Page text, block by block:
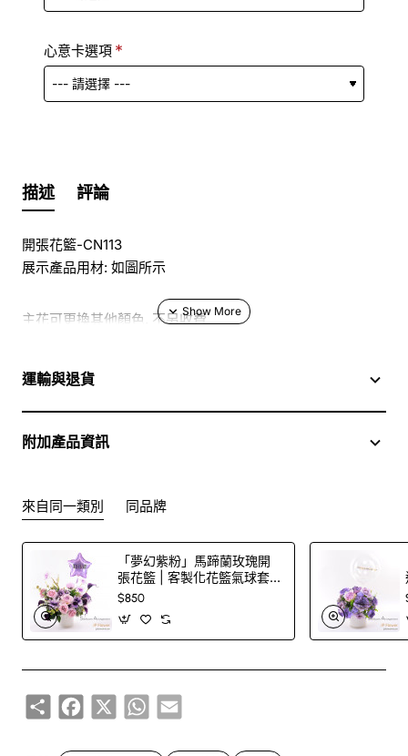
心意卡選項
描述 評論
開張花籃-CN113
展示產品用材: 如圖所示
主花可更換其他顏色, 不另收費
於花店訂花, 隨花束附送精美心意咭一張, 歡迎到本花店查詢
訂購鮮花及手工製品前,為保障客戶利益,請閱讀 條款及細則
此花束價格不適用於(情人節期間 4/2-16/2)
運輸與退貨
附加產品資訊
來自同一類別 同品牌
「夢幻紫粉」馬蹄蘭玫瑰開
張花籃 | 客製化花籃氣球套
裝
$850
ShareFacebook
X WhatsApp
Email